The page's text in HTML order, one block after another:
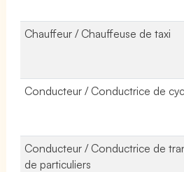
Chauffeur / Chauffeuse de taxi
Conducteur / Conductrice de
Conducteur / Conductrice de
de particuliers